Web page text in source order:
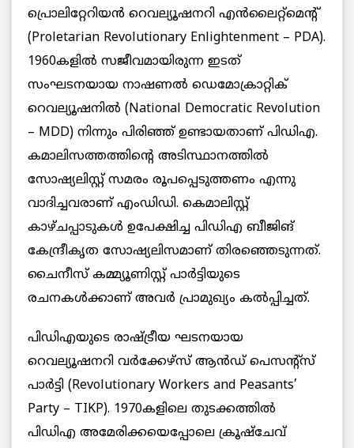
പ്രൊലിറ്റേറിയൻ റെവല്യൂഷനറി എൻലൈറ്റ്മെന്റ്
(Proletarian Revolutionary Enlightenment – PDA).
1960കളിൽ സജീവമായിരുന്ന ഇടത്
സംഘടനയായ നാഷണൽ ഡെമോക്രാറ്റിക്
റെവല്യൂഷനിൽ (National Democratic Revolution
– MDD) നിന്നും പിരിഞ്ഞ് ഉണ്ടായതാണ് പിഡിഎ.
കമാലിസത്തത്തിൻ്റെ അടിസ്ഥാനത്തിൽ
സോഷ്യലിസ്റ്റ് സമരം രൂപപ്പെടുത്തണം എന്നു
വാദിച്ചവരാണ് എംഡിഡി. കെമാലിസ്റ്റ്
കാഴ്ചപ്പാടുകൾ ഉപേക്ഷിച്ച പിഡിഎ ബീജിങ്
കേന്ദ്രീകൃത സോഷ്യലിസമാണ് തിരഞ്ഞെടുന്നത്.
ചൈനീസ് കമ്മ്യൂണിസ്റ്റ് പാർട്ടിയുടെ
രചനകൾക്കാണ് അവർ പ്രാമുഖ്യം കൽപ്പിച്ചത്.
പിഡിഎയുടെ രാഷ്ട്രീയ ഘടനയായ
റെവല്യൂഷനറി വർക്കേഴ്സ് ആൻഡ് പെസന്റ്സ്
പാർട്ടി (Revolutionary Workers and Peasants’
Party – TIKP). 1970കളിലെ തുടക്കത്തിൽ
പിഡിഎ അമേരിക്കയെപ്പോലെ ക്രൂഷ്ചേവ്